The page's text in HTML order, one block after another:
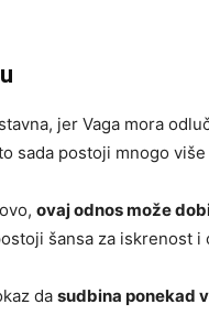
jer Vaga mora
sada postoji mnogo
ovaj odnos može
šansa za iskrenost i
da sudbina ponekad